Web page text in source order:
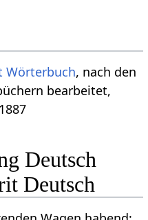
Wörterbuch, nach den
bearbeitet,
Deutsch
Deutsch